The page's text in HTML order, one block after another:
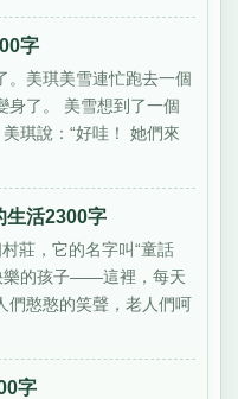
字
。美琪美雪連忙跑去一個
身了。 美雪想到了一個
琪說：“好哇！ 她們來
生活2300字
莊，它的名字叫“童話
樂的孩子——這裡，每天
們憨憨的笑聲，老人們呵
字